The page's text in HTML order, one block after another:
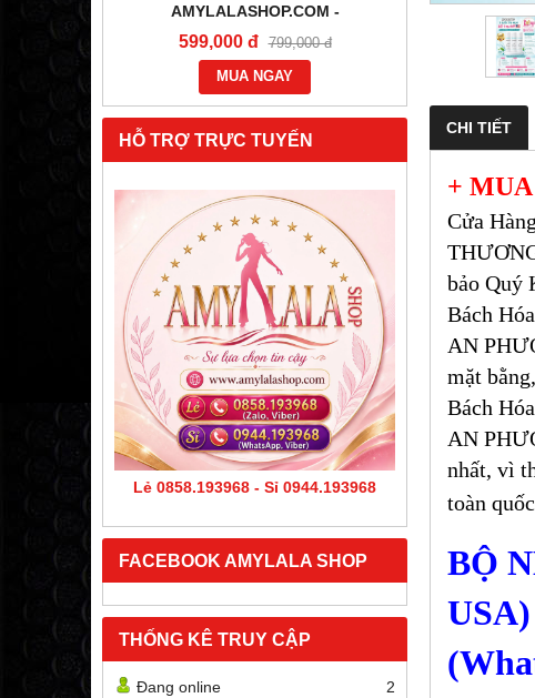
AMYLALASHOP.COM -
599,000 đ 799,000 đ
MUA NGAY
HỖ TRỢ TRỰC TUYẾN
Lẻ 0858.193968 - Sỉ 0944.193968
FACEBOOK AMYLALA SHOP
THỐNG KÊ TRUY CẬP
Đang online
2
CHI TIẾT
+
Cửa
bảo Quý
Bách
AN
mặt
Bách
AN
nhất, vì
toàn
BỘ